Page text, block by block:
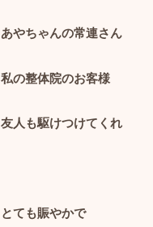
あやちゃんの常連さん
私の整体院のお客様
友人も駆けつけてくれ
とても賑やかで